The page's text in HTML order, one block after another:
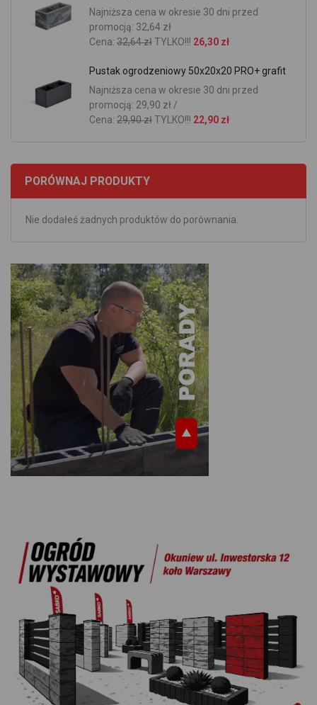
Najniższa cena w okresie 30 dni przed
promocją: 32,64 zł
Cena: 32,64 złTYLKO!!! 26,30 zł
Pustak ogrodzeniowy 50x20x20 PRO+ grafit
Najniższa cena w okresie 30 dni przed
promocją: 29,90 zł /
Cena: 29,90 złTYLKO!!! 22,90 zł
PORÓWNAJ PRODUKTY
Nie dodałeś żadnych produktów do porównania.